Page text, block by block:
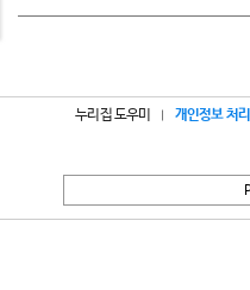
누리집 도우미 개인정보 처